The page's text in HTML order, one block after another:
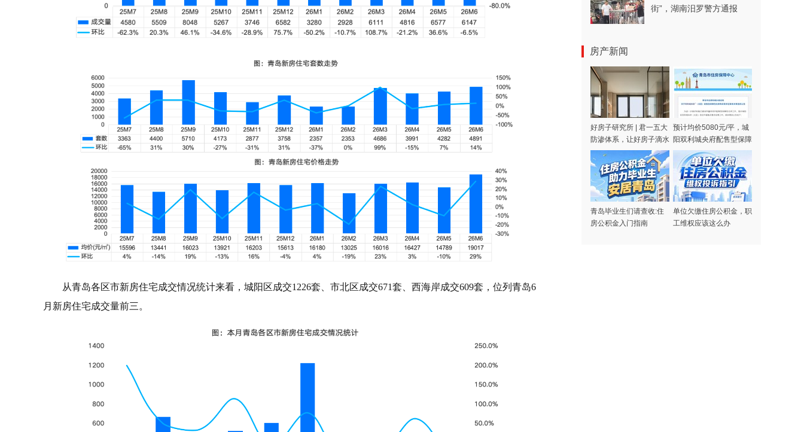
从青岛各区市新房住宅成交情况统计来看，城阳区成交1226套、市北区成交671套、西海岸成交609套，位列青岛6
月新房住宅成交量前三。
街”，湖南汨罗警方通报
房产新闻
好房子研究所 | 君一五大
防渗体系，让好房子滴水
不漏
预计均价5080元/平，城
阳双利城央府配售型保障
房征集购买需求
青岛毕业生们请查收:住
房公积金入门指南
单位欠缴住房公积金，职
工维权应该这么办